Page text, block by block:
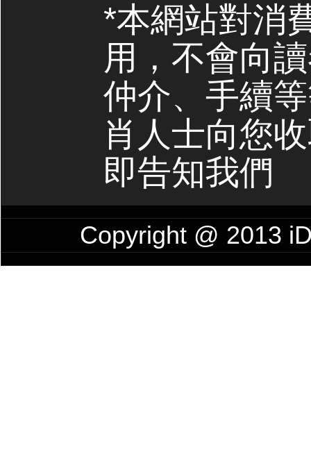
*本網站對消
用，不會向
仲介、手續
肖人士向您
即告知我們
Copyright @ 2013